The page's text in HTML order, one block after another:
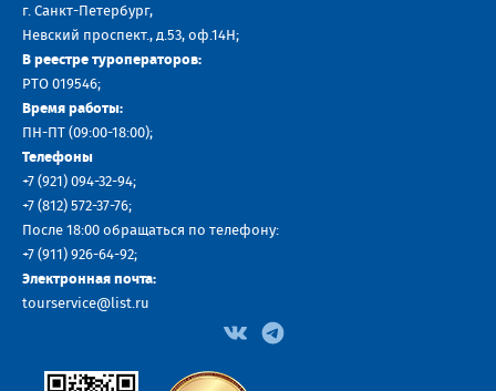
г. Санкт-Петербург,
Невский проспект., д.53, оф.14H;
В реестре туроператоров:
РТО 019546;
Время работы:
ПН-ПТ (09:00-18:00);
Телефоны
+7 (921) 094-32-94;
+7 (812) 572-37-76;
После 18:00 обращаться по телефону:
+7 (911) 926-64-92;
Электронная почта:
tourservice@list.ru